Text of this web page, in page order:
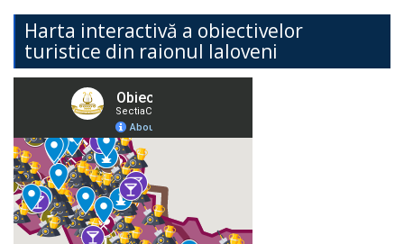
Harta interactivă a obiectivelor
turistice din raionul Ialoveni